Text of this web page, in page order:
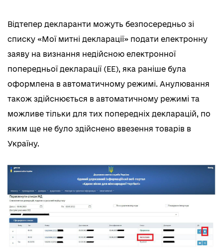
Відтепер декларанти можуть безпосередньо зі
списку «Мої митні декларації» подати електронну
заяву на визнання недійсною електронної
попередньої декларації (ЕЕ), яка раніше була
оформлена в автоматичному режимі. Анулювання
також здійснюється в автоматичному режимі та
можливе тільки для тих попередніх декларацій, по
яким ще не було здійснено ввезення товарів в
Україну.